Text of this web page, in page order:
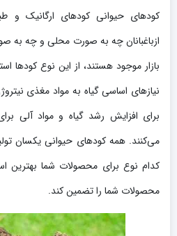
کودهای حیوانی کودهای ارگانیک و
ازباغبانان چه به صورت محلی و چه به
بازار موجود هستند، از این نوع کودها
نیازهای اساسی گیاه به مواد مغذی
برای افزایش رشد گیاه و مواد آلی
می‌کنند. همه کودهای حیوانی یکسان
کدام نوع برای محصولات شما
محصولات شما را تضمین کند.